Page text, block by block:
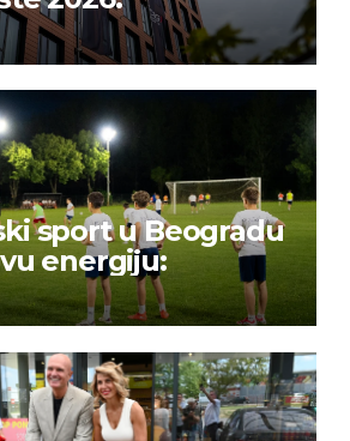
sport u Beogradu
energiju: